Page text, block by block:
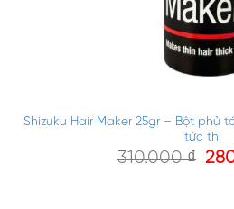
Shizuku Hair Maker 25gr – Bột phủ
tức thì
310.000₫